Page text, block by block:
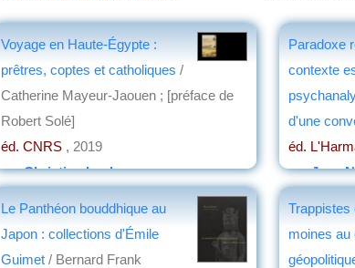
Voyage en Haute-Égypte :
prêtres, coptes et catholiques /
Catherine Mayeur-Jaouen ; [préface de
Robert Solé]
éd. CNRS , 2019
parChristian Lochon
Paradoxe
contexte
d'une
éd.
parJean
Le Panthéon bouddhique au
Japon : collections d'Émile
Guimet / Bernard Frank
Trappistes
moines au